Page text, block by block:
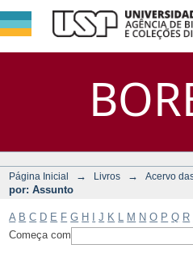
Assunto
DSpace/
Página Inicial → Livros → Acervo
por: Assunto
A B C D E F G H J K M N O P Q R
Começa com